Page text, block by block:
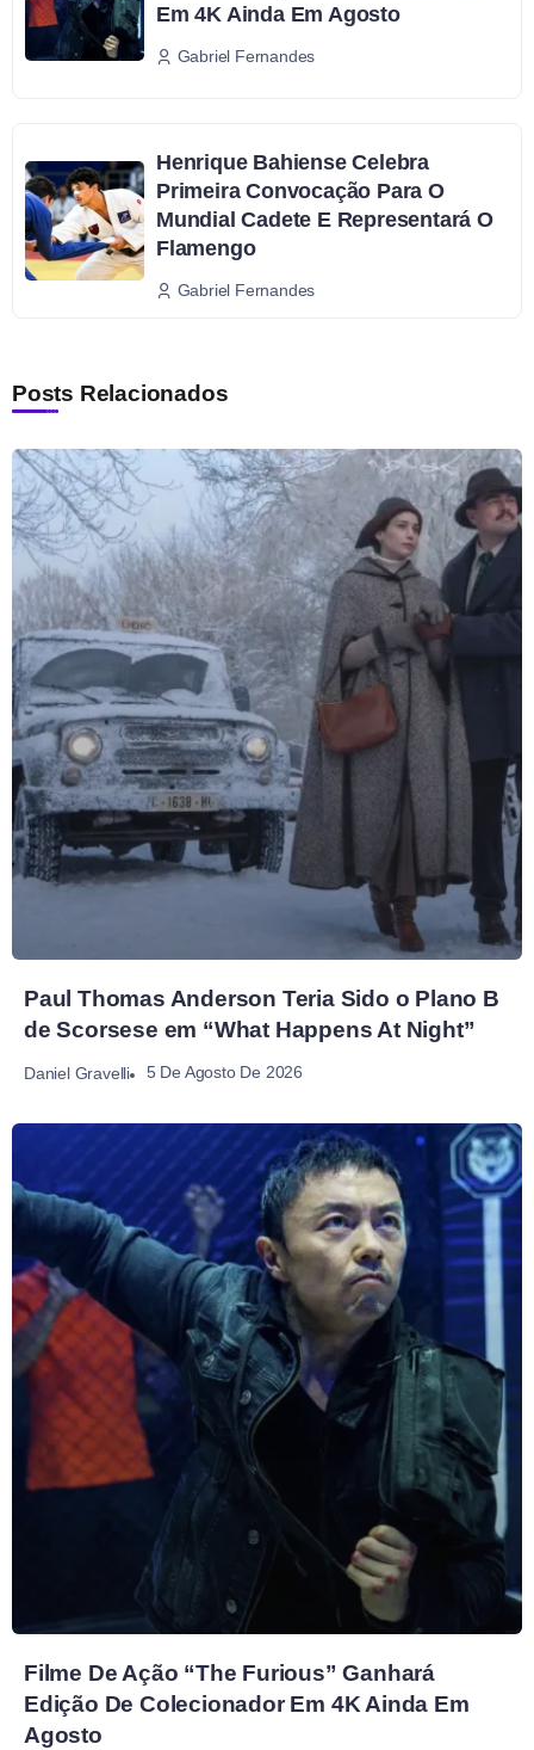
Em 4K Ainda Em Agosto
Gabriel Fernandes
Henrique Bahiense Celebra
Primeira Convocação Para O
Mundial Cadete E Representará O
Flamengo
Gabriel Fernandes
Posts Relacionados
Paul Thomas Anderson Teria Sido o Plano B
de Scorsese em “What Happens At Night”
Daniel Gravelli 5 De Agosto De 2026
Filme De Ação “The Furious” Ganhará
Edição De Colecionador Em 4K Ainda Em
Agosto